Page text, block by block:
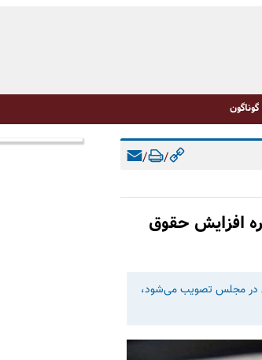
گوناگون
/
/
افزایش حقوق
در مجلس تصویب می‌شود،